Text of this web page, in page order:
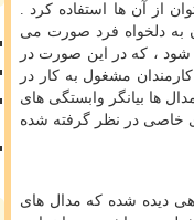
از آن ها استفاده کرد .
به دلخواه فرد صورت می
شود ، که در این صورت در
مشغول به کار در
ها بیانگر وابستگی های
خاصی در نظر گرفته شده
دیده شده که مدال های